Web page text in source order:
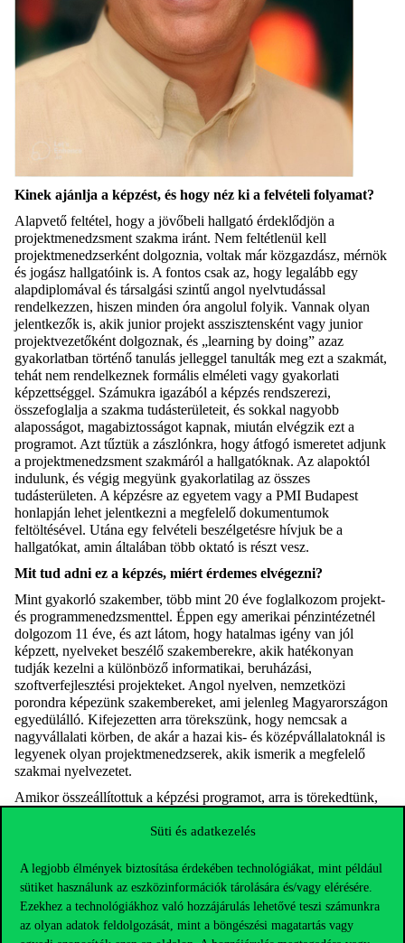
Süti és adatkezelés
A legjobb élmények biztosítása érdekében technológiákat, mint például
sütiket használunk az eszközinformációk tárolására és/vagy elérésére.
Ezekhez a technológiákhoz való hozzájárulás lehetővé teszi számunkra
az olyan adatok feldolgozását, mint a böngészési magatartás vagy
Kinek ajánlja a képzést, és hogy néz ki a felvételi folyamat?
Alapvető feltétel, hogy a jövőbeli hallgató érdeklődjön a
projektmenedzsment szakma iránt. Nem feltétlenül kell
projektmenedzserként dolgoznia, voltak már közgazdász, mérnök
és jogász hallgatóink is. A fontos csak az, hogy legalább egy
alapdiplomával és társalgási szintű angol nyelvtudással
rendelkezzen, hiszen minden óra angolul folyik. Vannak olyan
jelentkezők is, akik junior projekt asszisztensként vagy junior
projektvezetőként dolgoznak, és „learning by doing” azaz
gyakorlatban történő tanulás jelleggel tanulták meg ezt a szakmát,
tehát nem rendelkeznek formális elméleti vagy gyakorlati
képzettséggel. Számukra igazából a képzés rendszerezi,
összefoglalja a szakma tudásterületeit, és sokkal nagyobb
alaposságot, magabiztosságot kapnak, miután elvégzik ezt a
programot. Azt tűztük a zászlónkra, hogy átfogó ismeretet adjunk
a projektmenedzsment szakmáról a hallgatóknak. Az alapoktól
indulunk, és végig megyünk gyakorlatilag az összes
tudásterületen. A képzésre az egyetem vagy a PMI Budapest
honlapján lehet jelentkezni a megfelelő dokumentumok
feltöltésével. Utána egy felvételi beszélgetésre hívjuk be a
hallgatókat, amin általában több oktató is részt vesz.
Mit tud adni ez a képzés, miért érdemes elvégezni?
Mint gyakorló szakember, több mint 20 éve foglalkozom projekt-
és programmenedzsmenttel. Éppen egy amerikai pénzintézetnél
dolgozom 11 éve, és azt látom, hogy hatalmas igény van jól
képzett, nyelveket beszélő szakemberekre, akik hatékonyan
tudják kezelni a különböző informatikai, beruházási,
szoftverfejlesztési projekteket. Angol nyelven, nemzetközi
porondra képezünk szakembereket, ami jelenleg Magyarországon
egyedülálló. Kifejezetten arra törekszünk, hogy nemcsak a
nagyvállalati körben, de akár a hazai kis- és középvállalatoknál is
legyenek olyan projektmenedzserek, akik ismerik a megfelelő
szakmai nyelvezetet.
Amikor összeállítottuk a képzési programot, arra is törekedtünk,
ismeretek között. A résztvevő gyakorló szakemberek számára
gyakorlatban alkalmazható. Ezért olyan kollégákat kértem fel,
akik gyakorló projektvezetők, több évtizedes tapasztalattal
rendelkeznek a projektmenedzsment területén. Az ő feladatuk az,
hogy gyakorlatban kipróbált módszereket, tudást adjanak át az
előadások, gyakorlatok során a hallgatóknak. Természetesen ott